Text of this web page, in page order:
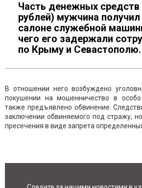
Часть денежных средств
рублей) мужчина
салоне служебной
чего его задержали
по Крыму и Севастополю.
В отношении него возбуждено
покушении на мошенничество в
также предъявлено обвинение.
заключении обвиняемого под стражу,
пресечения в виде запрета